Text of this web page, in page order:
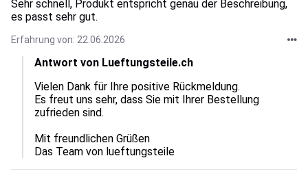
Sehr schnell, Produkt entspricht genau der Beschreibung,
es passt sehr gut.
Erfahrung von: 22.06.2026
Antwort von Lueftungsteile.ch
Vielen Dank für Ihre positive Rückmeldung.
Es freut uns sehr, dass Sie mit Ihrer Bestellung
zufrieden sind.
Mit freundlichen Grüßen
Das Team von lueftungsteile